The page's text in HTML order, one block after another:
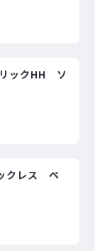
ックHH ソ
クレス ペ